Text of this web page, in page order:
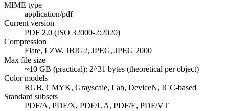
MIME type
application/pdf
Current version
PDF 2.0 (ISO 32000-2:2020)
Compression
Flate, LZW, JBIG2, JPEG, JPEG 2000
Max file size
~10 GB (practical); 2^31 bytes (theoretical per object)
Color models
RGB, CMYK, Grayscale, Lab, DeviceN, ICC-based
Standard subsets
PDF/A, PDF/X, PDF/UA, PDF/E, PDF/VT